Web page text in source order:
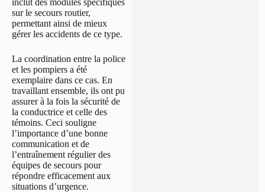
sur le secours routier,
permettant ainsi de mieux
gérer les accidents de ce type.
La coordination entre la police
et les pompiers a été
exemplaire dans ce cas. En
travaillant ensemble, ils ont pu
assurer à la fois la sécurité de
la conductrice et celle des
témoins. Ceci souligne
l’importance d’une bonne
communication et de
l’entraînement régulier des
équipes de secours pour
répondre efficacement aux
situations d’urgence.